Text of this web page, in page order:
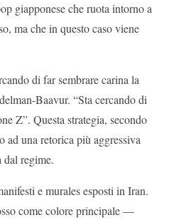
giapponese che ruota intorno a
ma che in questo caso viene
di far sembrare carina la
Baavur. “Sta cercando di
Z”. Questa strategia, secondo
ad una retorica più aggressiva
dal regime.
e murales esposti in Iran.
come colore principale —